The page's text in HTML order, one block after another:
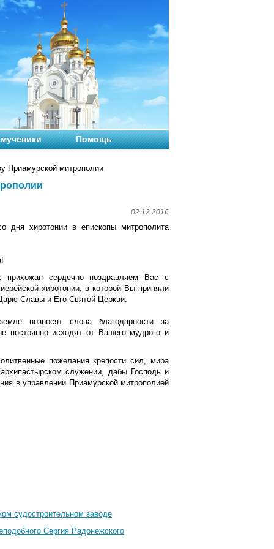
Помощь
Приамурской митрополии
02.12.2016
дня хиротонии в епископы митрополита
сердечно поздравляем Вас с
хиротонии, в которой Вы приняли
Славы и Его Святой Церкви.
возносят слова благодарности за
постоянно исходят от Вашего мудрого и
пожелания крепости сил, мира
служении, дабы Господь и
в управлении Приамурской митрополией
судостроительном заводе
Сергия Радонежского